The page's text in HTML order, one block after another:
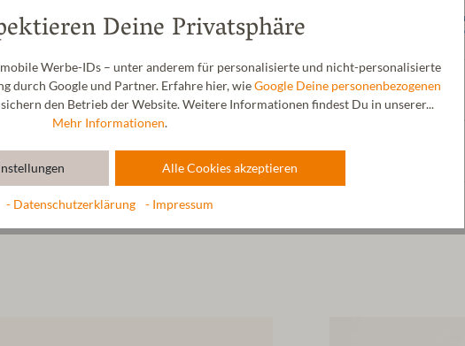
Deine Privatsphäre
Werbe-IDs – unter anderem für personalisierte und nicht-personalisierte
durch Google und Partner. Erfahre hier, wieGoogle Deine personenbezogenen
den Betrieb der Website. Weitere Informationen findest Du in unserer...
Mehr Informationen.
Alle Cookies akzeptieren
- Datenschutzerklärung - Impressum